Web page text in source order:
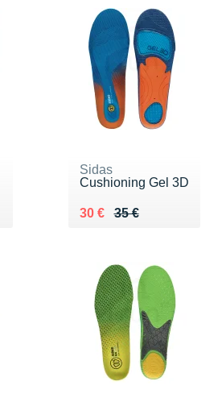
Sidas
Cushioning Gel 3D
35 €
Au lieu de 35 €
30 €
Vendu 30 €